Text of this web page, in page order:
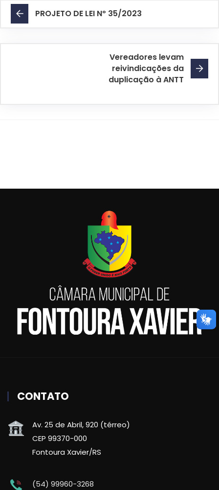
PROJETO DE LEI Nº 35/2023
Vereadores levam
reivindicações da
duplicação à ANTT
CONTATO
Av. 25 de Abril, 920 (térreo)
CEP 99370-000
Fontoura Xavier/RS
(54) 99960-3268